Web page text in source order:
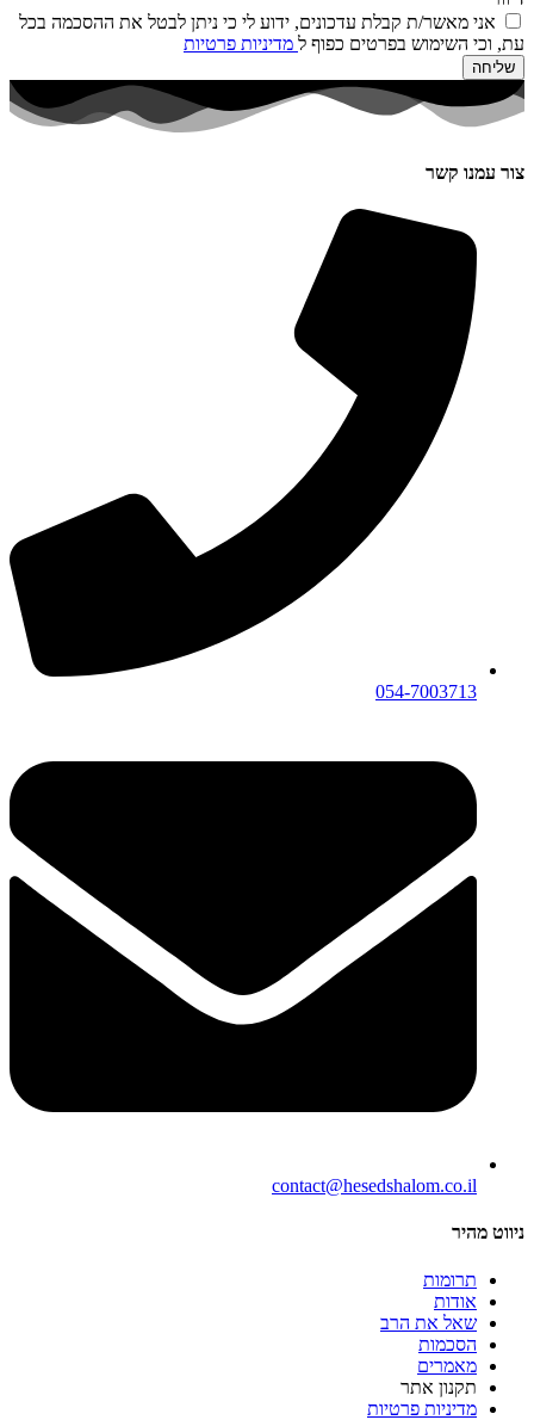
אני מאשר/ת קבלת עדכונים, ידוע לי כי ניתן לבטל את ההסכמה בכל
עת, וכי השימוש בפרטים כפוף ל מדיניות פרטיות
שליחה
צור עמנו קשר
054-7003713
contact@hesedshalom.co.il
ניווט מהיר
תרומות
אודות
שאל את הרב
הסכמות
מאמרים
תקנון אתר
מדיניות פרטיות